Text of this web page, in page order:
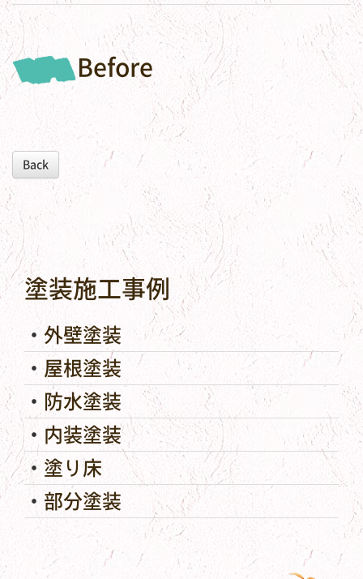
Before
Back
塗装施工事例
外壁塗装
屋根塗装
防水塗装
内装塗装
塗り床
部分塗装